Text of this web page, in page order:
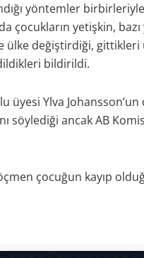
yöntemler
çocukların yetişkin,
ülke değiştirdiği,
bildirildi.
Ylva Johansson’un
söylediği ancak AB
çocuğun kayıp